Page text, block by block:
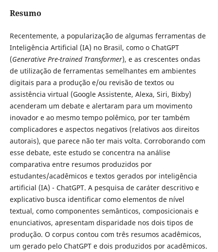
Resumo
Recentemente, a popularização de algumas ferramentas de
Inteligência Artificial (IA) no Brasil, como o ChatGPT
(Generative Pre-trained Transformer), e as crescentes ondas
de utilização de ferramentas semelhantes em ambientes
digitais para a produção e/ou revisão de textos ou
assistência virtual (Google Assistente, Alexa, Siri, Bixby)
acenderam um debate e alertaram para um movimento
inovador e ao mesmo tempo polêmico, por ter também
complicadores e aspectos negativos (relativos aos direitos
autorais), que parece não ter mais volta. Corroborando com
esse debate, este estudo se concentra na análise
comparativa entre resumos produzidos por
estudantes/acadêmicos e textos gerados por inteligência
artificial (IA) - ChatGPT. A pesquisa de caráter descritivo e
explicativo busca identificar como elementos de nível
textual, como componentes semânticos, composicionais e
enunciativos, apresentam disparidade nos dois tipos de
produção. O corpus contou com três resumos acadêmicos,
um gerado pelo ChatGPT e dois produzidos por acadêmicos.